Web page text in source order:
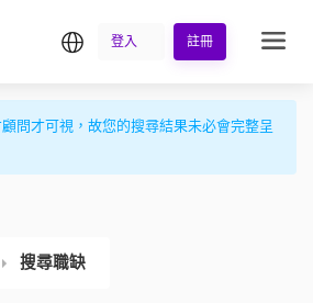
繁中登入 註冊
問才可視，故您的搜尋結果未必會完整呈
搜尋職缺